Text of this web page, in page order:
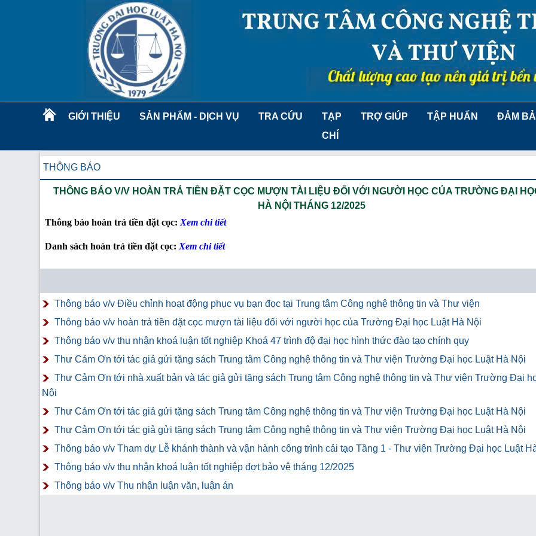
GIỚI THIỆU SẢN PHẨM - DỊCH VỤ TRA CỨU
TẠP
CHÍ
TRỢ GIÚP TẬP HUẤN ĐẢM
THÔNG BÁO
THÔNG BÁO V/V HOÀN TRẢ TIỀN ĐẶT CỌC MƯỢN TÀI LIỆU ĐỐI VỚI NGƯỜI HỌC CỦA TRƯỜNG ĐẠI
HÀ NỘI THÁNG 12/2025
Thông báo hoàn trả tiền đặt cọc: Xem chi tiết
Danh sách hoàn trả tiền đặt cọc: Xem chi tiết
Thông báo v/v Điều chỉnh hoạt động phục vụ bạn đọc tại Trung tâm Công nghệ thông tin và Thư viện
Thông báo v/v hoàn trả tiền đặt cọc mượn tài liệu đối với người học của Trường Đại học Luật Hà Nội
Thông báo v/v thu nhận khoá luận tốt nghiệp Khoá 47 trình độ đại học hình thức đào tạo chính quy
Thư Cảm Ơn tới tác giả gửi tặng sách Trung tâm Công nghệ thông tin và Thư viện Trường Đại học Luật Hà Nội
Thư Cảm Ơn tới nhà xuất bản và tác giả gửi tặng sách Trung tâm Công nghệ thông tin và Thư viện Trường Đại
Nội
Thư Cảm Ơn tới tác giả gửi tặng sách Trung tâm Công nghệ thông tin và Thư viện Trường Đại học Luật Hà Nội
Thư Cảm Ơn tới tác giả gửi tặng sách Trung tâm Công nghệ thông tin và Thư viện Trường Đại học Luật Hà Nội
Thông báo v/v Tham dự Lễ khánh thành và vận hành công trình cải tạo Tầng 1 - Thư viện Trường Đại học Luật
Thông báo v/v thu nhận khoá luận tốt nghiệp đợt bảo vệ tháng 12/2025
Thông báo v/v Thu nhận luận văn, luận án